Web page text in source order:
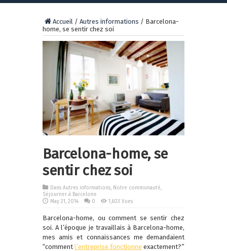
Accueil / Autres informations / Barcelona-
home, se sentir chez soi
Barcelona-home, se
sentir chez soi
Dans Autres informations, Notre communauté,
Séjourner à Barcelone
May 21, 2014
0 1,603 Vues
Barcelona-home, ou comment se sentir chez
soi. A l’époque je travaillais à Barcelona-home,
mes amis et connaissances me demandaient
“comment l’entreprise fonctionne exactement?”